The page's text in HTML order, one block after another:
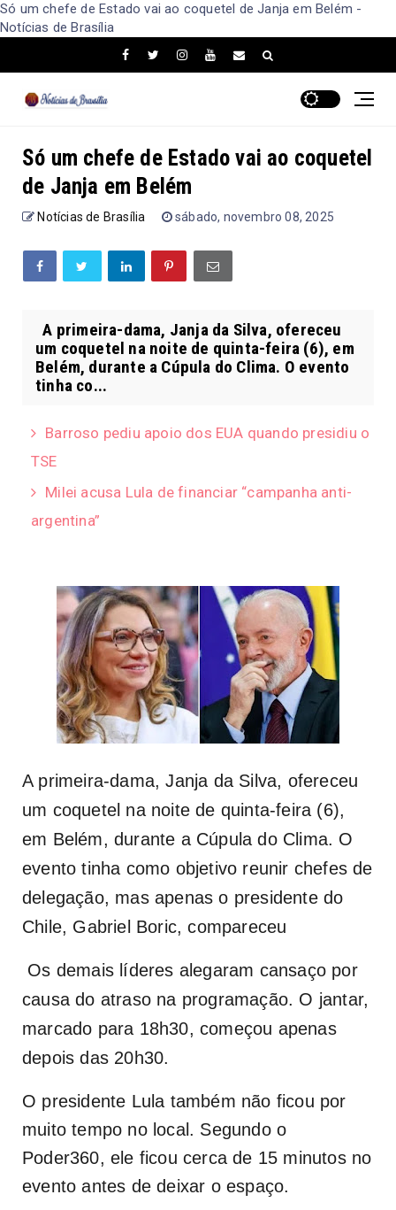
Só um chefe de Estado vai ao coquetel de Janja em Belém -
Notícias de Brasília
Só um chefe de Estado vai ao coquetel
de Janja em Belém
Notícias de Brasília sábado, novembro 08, 2025
A primeira-dama, Janja da Silva, ofereceu
um coquetel na noite de quinta-feira (6), em
Belém, durante a Cúpula do Clima. O evento
tinha co...
Barroso pediu apoio dos EUA quando presidiu o
TSE
Milei acusa Lula de financiar “campanha anti-
argentina”
A primeira-dama, Janja da Silva, ofereceu
um coquetel na noite de quinta-feira (6),
em Belém, durante a Cúpula do Clima. O
evento tinha como objetivo reunir chefes de
delegação, mas apenas o presidente do
Chile, Gabriel Boric, compareceu
Os demais líderes alegaram cansaço por
causa do atraso na programação. O jantar,
marcado para 18h30, começou apenas
depois das 20h30.
O presidente Lula também não ficou por
muito tempo no local. Segundo o
Poder360, ele ficou cerca de 15 minutos no
evento antes de deixar o espaço.